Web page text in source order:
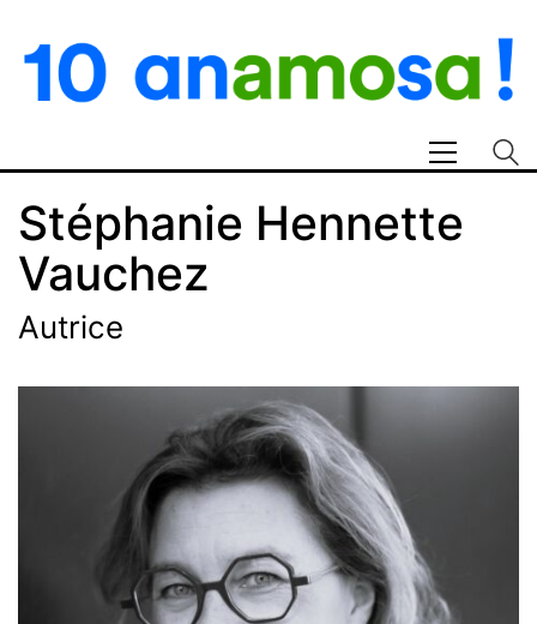
Stéphanie Hennette
Vauchez
Autrice